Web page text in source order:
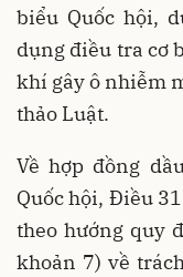
biểu Quốc hội,
dụng điều tra cơ
khí gây ô nhiễm
thảo Luật.
Về hợp đồng
Quốc hội, Điều
theo hướng quy
khoản 7) về